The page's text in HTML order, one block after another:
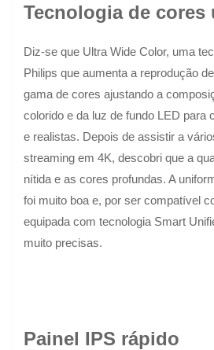
Tecnologia de cores
Diz-se que Ultra Wide Color, uma
Philips que aumenta a reprodução
gama de cores ajustando a
colorido e da luz de fundo LED para
e realistas. Depois de assistir a
streaming em 4K, descobri que a
nítida e as cores profundas. A
foi muito boa e, por ser compatível
equipada com tecnologia Smart
muito precisas.
Painel IPS rápido